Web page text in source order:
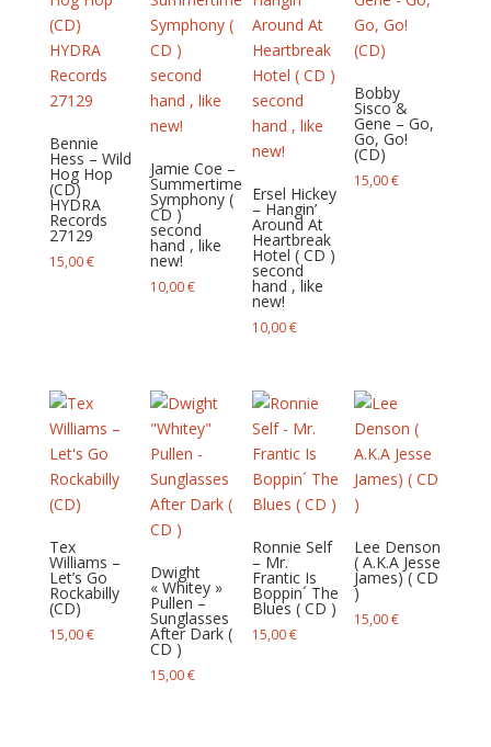
Bennie
Hess – Wild
Hog Hop
(CD)
HYDRA
Records
27129
15,00€
Jamie Coe –
Summertime
Symphony (
CD )
second
hand , like
new!
10,00€
Ersel Hickey
– Hangin’
Around At
Heartbreak
Hotel ( CD )
second
hand , like
new!
10,00€
Bobby
Sisco &
Gene – Go,
Go, Go!
(CD)
15,00€
Tex
Williams –
Let’s Go
Rockabilly
(CD)
15,00€
Dwight
« Whitey »
Pullen –
Sunglasses
After Dark (
CD )
15,00€
Ronnie Self
– Mr.
Frantic Is
Boppin´ The
Blues ( CD )
15,00€
Lee Denson
( A.K.A Jesse
James) ( CD
)
15,00€